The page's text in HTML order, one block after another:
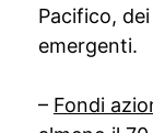
Pacifico,
emergenti.
– Fondi